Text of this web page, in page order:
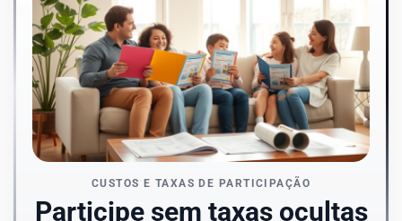
CUSTOS E TAXAS DE PARTICIPAÇÃO
Participe sem taxas ocultas